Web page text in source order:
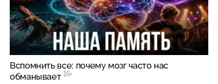
Вспомнить все: почему мозг часто нас
обманывает 16+